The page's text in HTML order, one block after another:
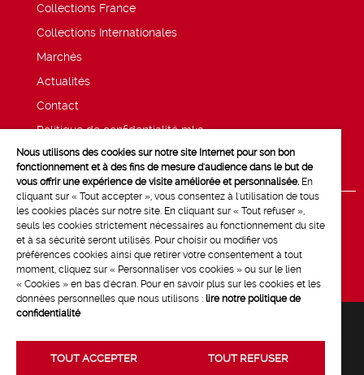
Collections France
Collections Internationales
Marchés
Actualités
Contact
Politique de confidentialité mk2
Mentions légales
Nous utilisons des cookies sur notre site Internet pour son bon
fonctionnement et à des fins de mesure d'audience dans le but de
vous offrir une expérience de visite améliorée et personnalisée. En
cliquant sur « Tout accepter », vous consentez à l'utilisation de tous
les cookies placés sur notre site. En cliquant sur « Tout refuser »,
seuls les cookies strictement nécessaires au fonctionnement du site
et à sa sécurité seront utilisés. Pour choisir ou modifier vos
préférences cookies ainsi que retirer votre consentement à tout
moment, cliquez sur « Personnaliser vos cookies » ou sur le lien
« Cookies » en bas d'écran. Pour en savoir plus sur les cookies et les
données personnelles que nous utilisons : lire notre politique de
confidentialité
TOUT ACCEPTER TOUT REFUSER